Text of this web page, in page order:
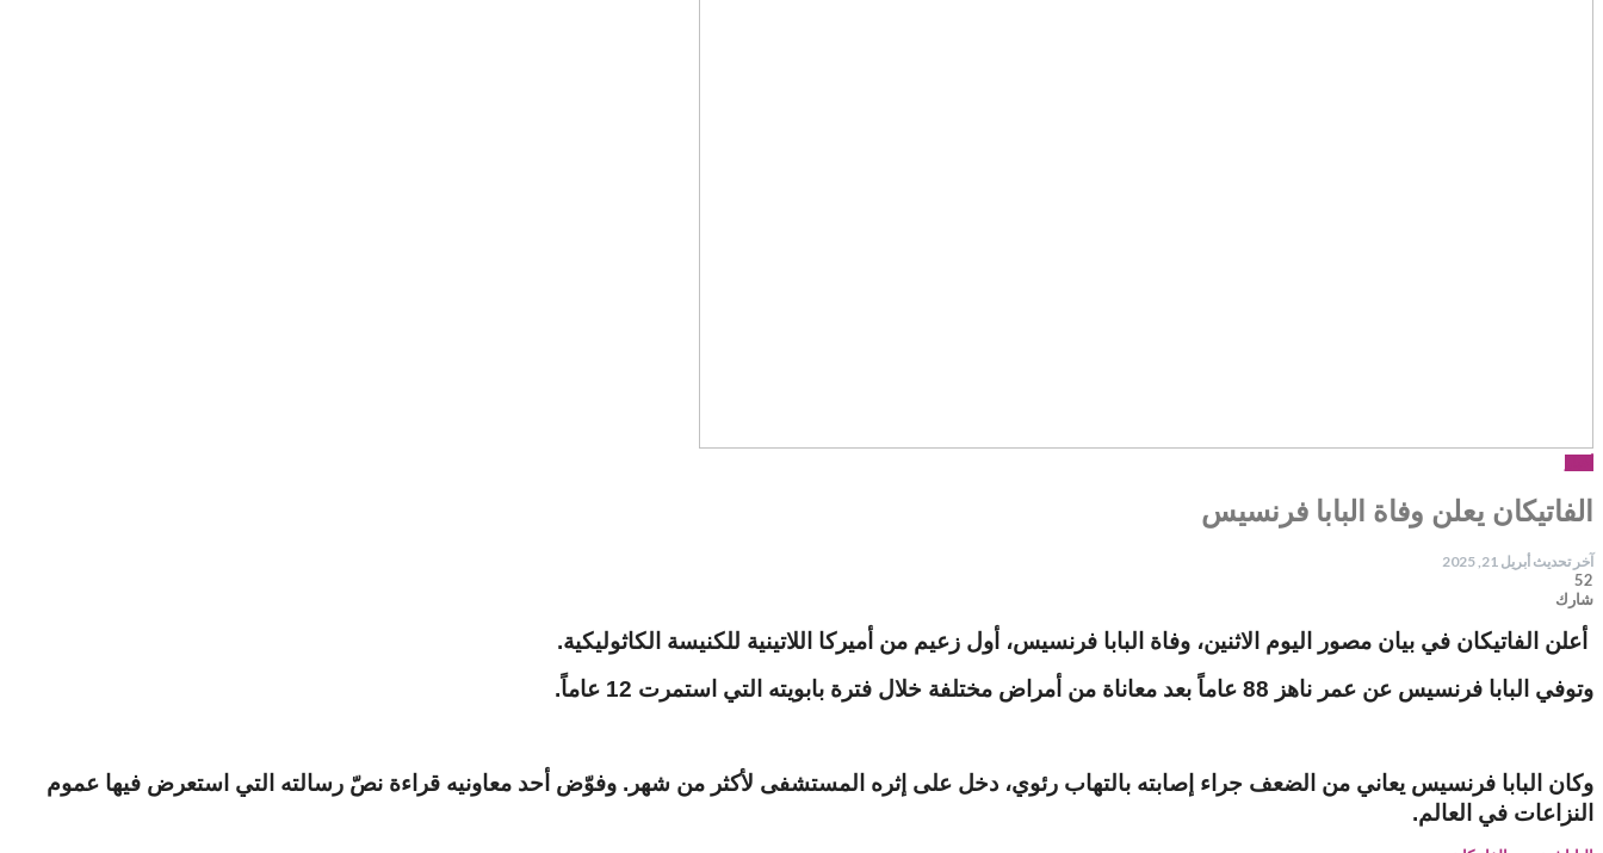
الفاتيكان يعلن وفاة البابا فرنسيس
آخر تحديث أبريل 21, 2025
52
شارك
أعلن الفاتيكان في بيان مصور اليوم الاثنين، وفاة البابا فرنسيس، أول زعيم من أميركا اللاتينية للكنيسة الكاثوليكية.
وتوفي البابا فرنسيس عن عمر ناهز 88 عاماً بعد معاناة من أمراض مختلفة خلال فترة بابويته التي استمرت 12 عاماً.
وكان البابا فرنسيس يعاني من الضعف جراء إصابته بالتهاب رئوي، دخل على إثره المستشفى لأكثر من شهر. وفوّض أحد معاونيه قراءة نصّ رسالته التي استعرض فيها عموم
النزاعات في العالم.